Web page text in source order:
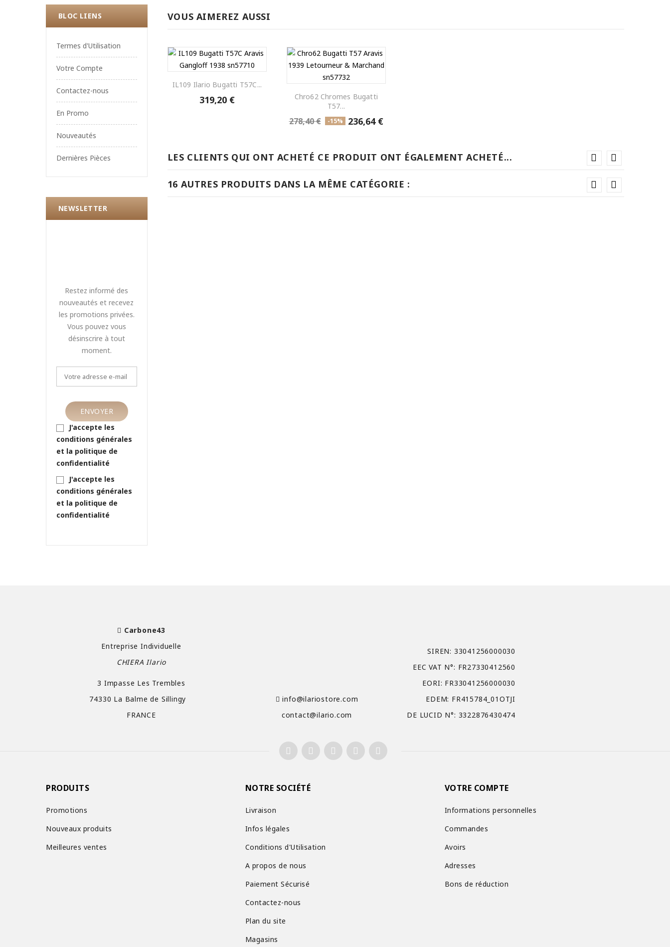
BLOC LIENS
Termes d'Utilisation
Votre Compte
Contactez-nous
En Promo
Nouveautés
Dernières Pièces
NEWSLETTER
Restez informé des
nouveautés et recevez
les promotions privées.
Vous pouvez vous
désinscrire à tout
moment.
J'accepte les
conditions générales
et la politique de
confidentialité
J'accepte les
conditions générales
et la politique de
confidentialité
VOUS AIMEREZ AUSSI
IL109 Ilario Bugatti T57C...
319,20 €
Chro62 Chromes Bugatti
T57...
278,40 € -15% 236,64 €
LES CLIENTS QUI ONT ACHETÉ CE PRODUIT ONT ÉGALEMENT ACHETÉ...
16 AUTRES PRODUITS DANS LA MÊME CATÉGORIE :
Carbone43
Entreprise Individuelle
CHIERA Ilario
3 Impasse Les Trembles
74330 La Balme de Sillingy
FRANCE
info@ilariostore.com
contact@ilario.com
SIREN: 33041256000030
EEC VAT N°: FR27330412560
EORI: FR33041256000030
EDEM: FR415784_01OTJI
DE LUCID N°: 3322876430474
PRODUITS
Promotions
Nouveaux produits
Meilleures ventes
NOTRE SOCIÉTÉ
Livraison
Infos légales
Conditions d'Utilisation
A propos de nous
Paiement Sécurisé
Contactez-nous
Plan du site
Magasins
VOTRE COMPTE
Informations personnelles
Commandes
Avoirs
Adresses
Bons de réduction